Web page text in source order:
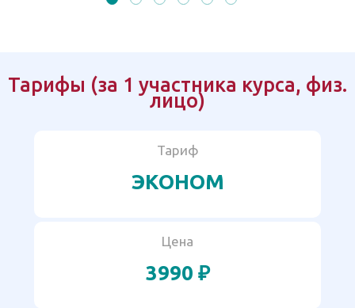
Тарифы (за 1 участника курса, физ.
лицо)
Тариф
ЭКОНОМ
Цена
3990 ₽